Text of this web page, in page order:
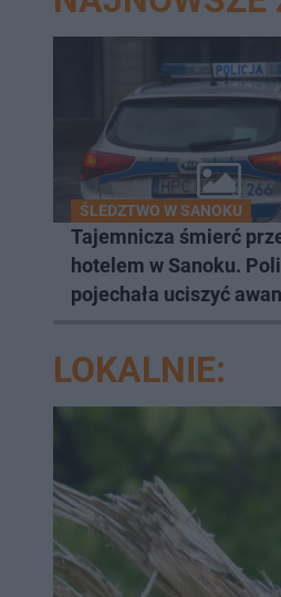
ŚLEDZTWO W SANOKU
Tajemnicza śmierć
hotelem w Sanoku.
pojechała uciszyć
LOKALNIE: